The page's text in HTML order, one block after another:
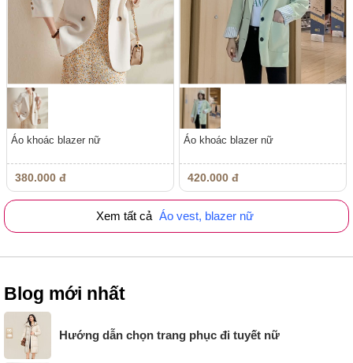
Áo khoác blazer nữ
380.000 đ
Áo khoác blazer nữ
420.000 đ
Xem tất cả Áo vest, blazer nữ
Blog mới nhất
Hướng dẫn chọn trang phục đi tuyết nữ